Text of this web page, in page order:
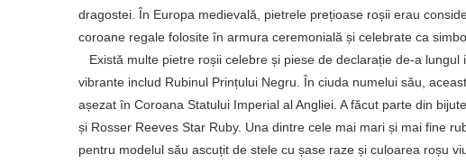
dragostei. În Europa medievală, pietrele prețioase roșii erau
coroane regale folosite în armura ceremonială și celebrate ca
Există multe pietre roșii celebre și piese de declarație de-a
vibrante includ Rubinul Prințului Negru. În ciuda numelui său,
așezat în Coroana Statului Imperial al Angliei. A făcut parte din
și Rosser Reeves Star Ruby. Una dintre cele mai mari și mai fine
pentru modelul său ascuțit de stele cu șase raze și culoarea roșu